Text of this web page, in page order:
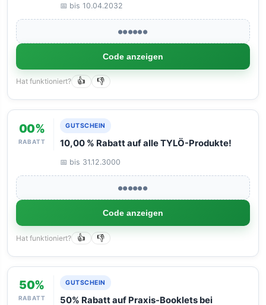
📅 bis 10.04.2032
●●●●●●
Code anzeigen
Hat funktioniert? 👍 👎
00%
RABATT
GUTSCHEIN
10,00 % Rabatt auf alle TYLÖ-Produkte!
📅 bis 31.12.3000
●●●●●●
Code anzeigen
Hat funktioniert? 👍 👎
50%
RABATT
GUTSCHEIN
50% Rabatt auf Praxis-Booklets bei